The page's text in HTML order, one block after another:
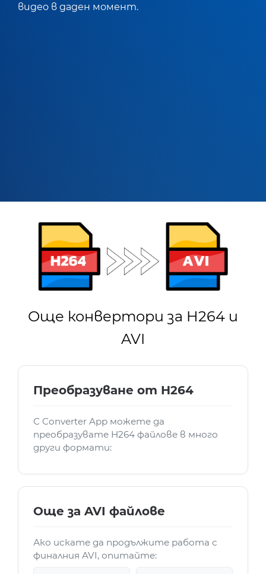
видео в даден момент.
Още конвертори за H264 и
AVI
Преобразуване от H264
С Converter App можете да
преобразувате H264 файлове в много
други формати:
Още за AVI файлове
Ако искате да продължите работа с
финалния AVI, опитайте: